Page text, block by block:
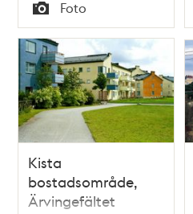
Typ
Foto
Kista
bostadsområde,
Ärvingefältet